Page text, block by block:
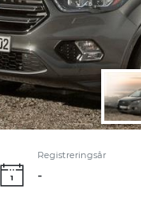
Registreringsår
-